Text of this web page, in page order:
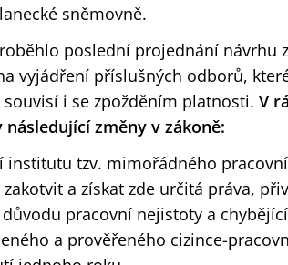
sněmovně.
poslední projednání návrhu
vyjádření příslušných odborů,
i se zpožděním platnosti. V
změny v zákoně:
institutu tzv. mimořádného
a získat zde určitá práva,
pracovní nejistoty a
a prověřeného cizince-